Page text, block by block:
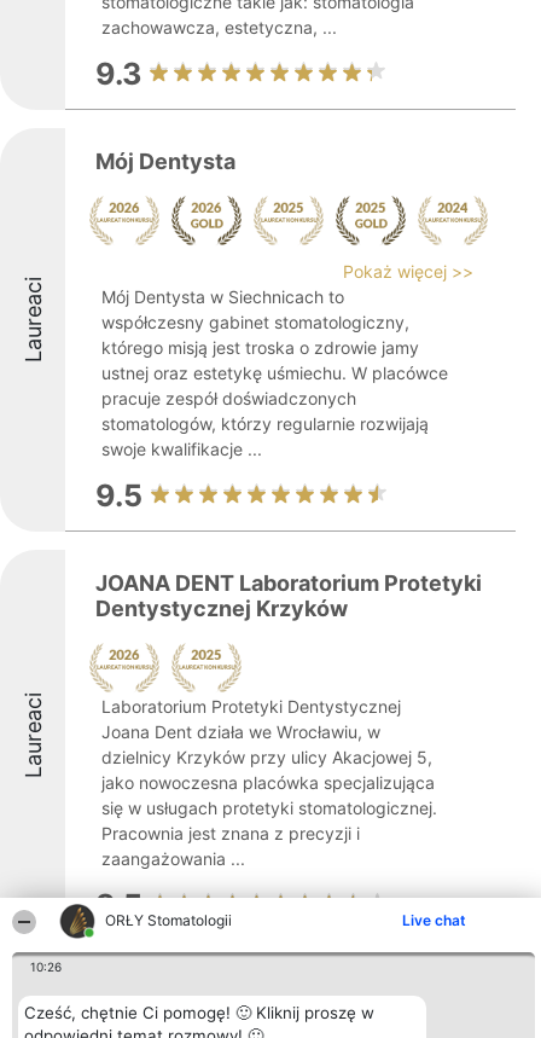
ORŁY Stomatologii Live chat
10:26
Cześć, chętnie Ci pomogę! 🙂 Kliknij proszę w
zachowawcza, estetyczna, ...
9.3
Laureaci
Mój Dentysta
Pokaż więcej >>
Mój Dentysta w Siechnicach to
współczesny gabinet stomatologiczny,
którego misją jest troska o zdrowie jamy
ustnej oraz estetykę uśmiechu. W placówce
pracuje zespół doświadczonych
stomatologów, którzy regularnie rozwijają
swoje kwalifikacje ...
9.5
Laureaci
JOANA DENT Laboratorium Protetyki
Dentystycznej Krzyków
Laboratorium Protetyki Dentystycznej
Joana Dent działa we Wrocławiu, w
dzielnicy Krzyków przy ulicy Akacjowej 5,
jako nowoczesna placówka specjalizująca
się w usługach protetyki stomatologicznej.
Pracownia jest znana z precyzji i
zaangażowania ...
8.5
„Mój Dentysta"